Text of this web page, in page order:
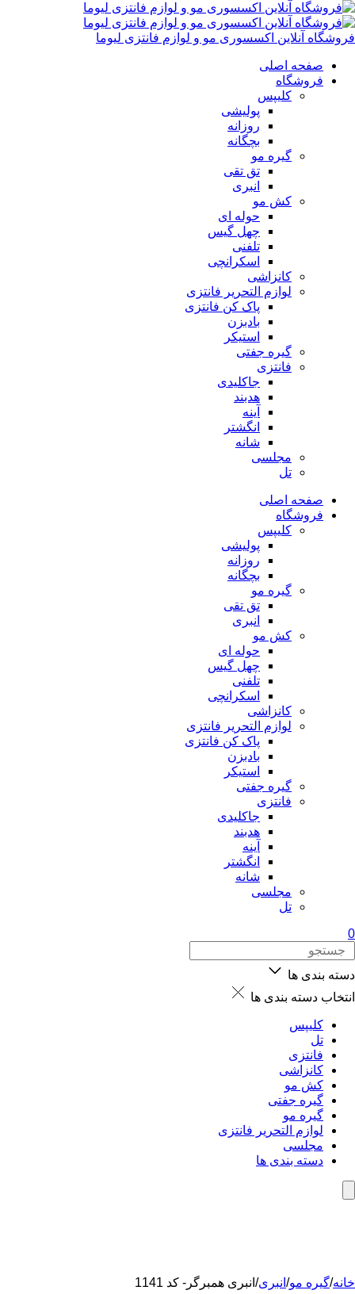
فروشگاه آنلاین اکسسوری مو و لوازم فانتزی لیوما
صفحه اصلی
فروشگاه
کلیپس
پولیشی
روزانه
بچگانه
گیره مو
تق تقی
انبری
کش مو
حوله ای
چهل گیس
تلفنی
اسکرانچی
کانزاشی
لوازم التحریر فانتزی
پاک کن فانتزی
بادبزن
استیکر
گیره جفتی
فانتزی
جاکلیدی
هدبند
آینه
انگشتر
شانه
مجلسی
تل
صفحه اصلی
فروشگاه
کلیپس
پولیشی
روزانه
بچگانه
گیره مو
تق تقی
انبری
کش مو
حوله ای
چهل گیس
تلفنی
اسکرانچی
کانزاشی
لوازم التحریر فانتزی
پاک کن فانتزی
بادبزن
استیکر
گیره جفتی
فانتزی
جاکلیدی
هدبند
آینه
انگشتر
شانه
مجلسی
تل
0
دسته بندی ها
انتخاب دسته بندی ها
کلیپس
تل
فانتزی
کانزاشی
کش مو
گیره جفتی
گیره مو
لوازم التحریر فانتزی
مجلسی
دسته بندی ها
خانه/گیره مو/ انبری/ انبری همبرگر- کد 1141